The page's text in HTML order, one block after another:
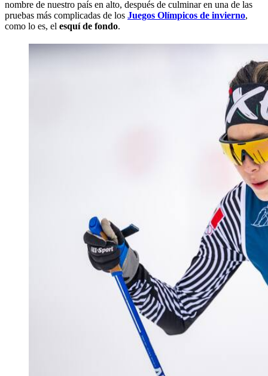
nombre de nuestro país en alto, después de culminar en una de las
pruebas más complicadas de los Juegos Olímpicos de invierno,
como lo es, el esquí de fondo.